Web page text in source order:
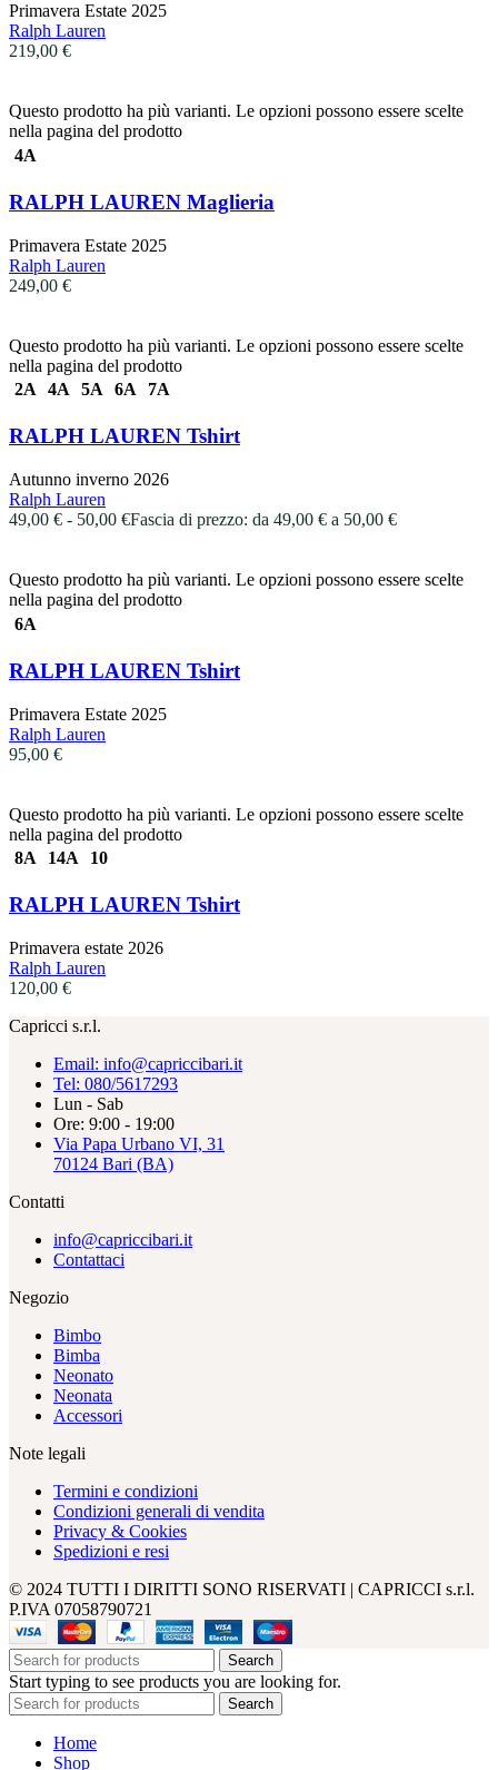
Primavera Estate 2025
Ralph Lauren
219,00 €
Questo prodotto ha più varianti. Le opzioni possono essere scelte
nella pagina del prodotto
4A
RALPH LAUREN Maglieria
Primavera Estate 2025
Ralph Lauren
249,00 €
Questo prodotto ha più varianti. Le opzioni possono essere scelte
nella pagina del prodotto
2A
4A 5A 6A 7A
RALPH LAUREN Tshirt
Autunno inverno 2026
Ralph Lauren
49,00 € - 50,00 €Fascia di prezzo: da 49,00 € a 50,00 €
Questo prodotto ha più varianti. Le opzioni possono essere scelte
nella pagina del prodotto
6A
RALPH LAUREN Tshirt
Primavera Estate 2025
Ralph Lauren
95,00 €
Questo prodotto ha più varianti. Le opzioni possono essere scelte
nella pagina del prodotto
8A
14A 10
RALPH LAUREN Tshirt
Primavera estate 2026
Ralph Lauren
120,00 €
Capricci s.r.l.
Email: info@capriccibari.it
Tel: 080/5617293
Lun - Sab
Ore: 9:00 - 19:00
Via Papa Urbano VI, 31
70124 Bari (BA)
Contatti
info@capriccibari.it
Contattaci
Negozio
Bimbo
Bimba
Neonato
Neonata
Accessori
Note legali
Termini e condizioni
Condizioni generali di vendita
Privacy & Cookies
Spedizioni e resi
© 2024 TUTTI I DIRITTI SONO RISERVATI | CAPRICCI s.r.l.
P.IVA 07058790721
Search
Start typing to see products you are looking for.
Search
Home
Shop